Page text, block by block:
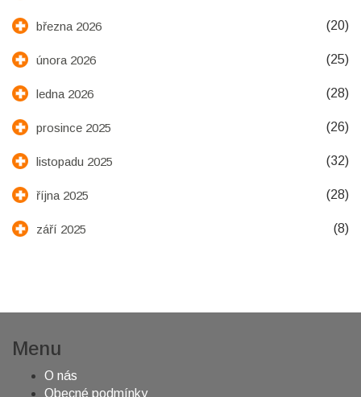
března 2026 (20)
února 2026 (25)
ledna 2026 (28)
prosince 2025 (26)
listopadu 2025 (32)
října 2025 (28)
září 2025 (8)
Menu
O nás
Obecné podmínky